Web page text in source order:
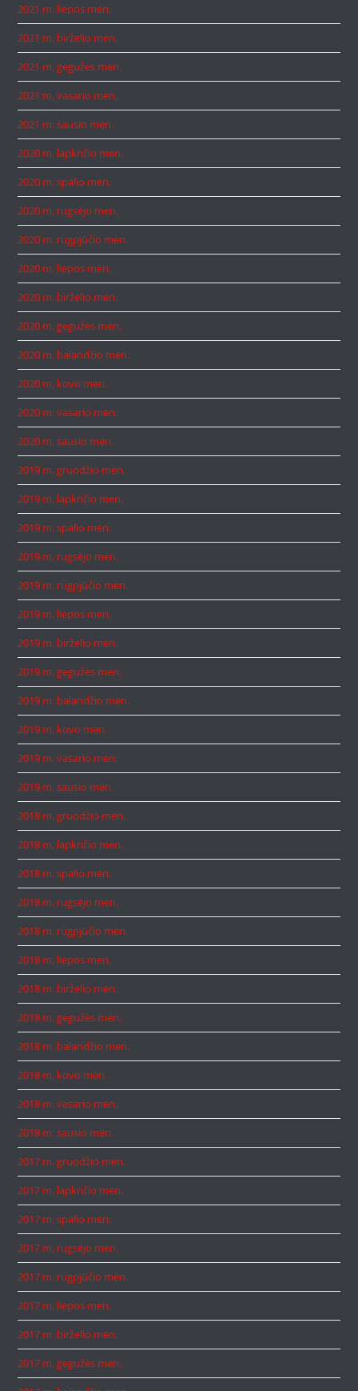
2021 m. liepos mėn.
2021 m. birželio mėn.
2021 m. gegužės mėn.
2021 m. vasario mėn.
2021 m. sausio mėn.
2020 m. lapkričio mėn.
2020 m. spalio mėn.
2020 m. rugsėjo mėn.
2020 m. rugpjūčio mėn.
2020 m. liepos mėn.
2020 m. birželio mėn.
2020 m. gegužės mėn.
2020 m. balandžio mėn.
2020 m. kovo mėn.
2020 m. vasario mėn.
2020 m. sausio mėn.
2019 m. gruodžio mėn.
2019 m. lapkričio mėn.
2019 m. spalio mėn.
2019 m. rugsėjo mėn.
2019 m. rugpjūčio mėn.
2019 m. liepos mėn.
2019 m. birželio mėn.
2019 m. gegužės mėn.
2019 m. balandžio mėn.
2019 m. kovo mėn.
2019 m. vasario mėn.
2019 m. sausio mėn.
2018 m. gruodžio mėn.
2018 m. lapkričio mėn.
2018 m. spalio mėn.
2018 m. rugsėjo mėn.
2018 m. rugpjūčio mėn.
2018 m. liepos mėn.
2018 m. birželio mėn.
2018 m. gegužės mėn.
2018 m. balandžio mėn.
2018 m. kovo mėn.
2018 m. vasario mėn.
2018 m. sausio mėn.
2017 m. gruodžio mėn.
2017 m. lapkričio mėn.
2017 m. spalio mėn.
2017 m. rugsėjo mėn.
2017 m. rugpjūčio mėn.
2017 m. liepos mėn.
2017 m. birželio mėn.
2017 m. gegužės mėn.